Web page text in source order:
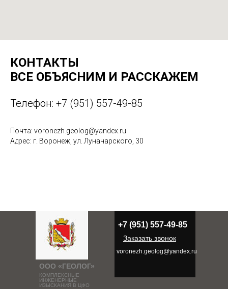
КОНТАКТЫ
ВСЕ ОБЪЯСНИМ И РАССКАЖЕМ
Телефон: +7 (951) 557-49-85
Почта: voronezh.geolog@yandex.ru
Адрес: г. Воронеж, ул. Луначарского, 30
ООО «ГЕОЛОГ»
КОМПЛЕКСНЫЕ
ИНЖЕНЕРНЫЕ
ИЗЫСКАНИЯ В ЦФО
+7 (951) 557-49-85
Заказать звонок
voronezh.geolog@yandex.ru